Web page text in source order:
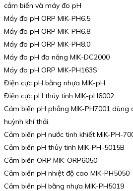
cảm biến và máy đo pH
Máy đo pH ORP MIK-PH6.5
Máy đo pH ORP MIK-PH6.8
Máy đo pH ORP MIK-PH8.0
Máy đo pH đa năng MIK-DC2000
Máy đo pH ORP MIK-PH163S
Điện cực pH bằng nhựa MIK-pH
Điện cực pH thủy tinh MIK-pH6002
Cảm biến pH phẳng MIK-PH7001 dùng
huỳnh khí thải.
Cảm biến pH nước tinh khiết MIK-PH-
Cảm biến pH thủy tinh MIK-PH-5015B
Cảm biến ORP MIK-ORP6050
Cảm biến pH nhiệt độ cao MIK-PH5050
Cảm biến pH bằng nhựa MIK-PH5019